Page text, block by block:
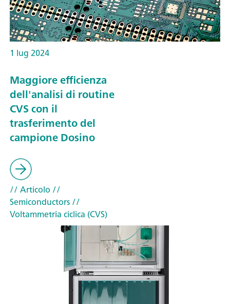
1 lug 2024
Maggiore efficienza
dell'analisi di routine
CVS con il
trasferimento del
campione Dosino
// Articolo //
Semiconductors//
Voltammetria ciclica (CVS)